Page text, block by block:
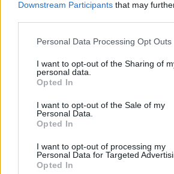
Downstream Participants that may
Please note that this website/app uses
not limited to your visit or usage
grant or deny consent to Google and its
use your data for below specified
consent section.
Personal Data Processing Opt Outs
I want to opt-out of the Sharing of
personal data.
Opted In
I want to opt-out of the Sale of my
Personal Data.
Opted In
I want to opt-out of processing my
Personal Data for Targeted
Opted In
Az IBL azután döntött az SLS 3D
mihelyst rájöttek, hogy
gyártóeljárásokkal eljutottak a
tervezési határokig. Mivel
alkatrészben gondolkoznak, a
drága, és több 3D nyomtatási
követően állapodtak meg a Fuse
használják a gépet. Elégedettek
időt és pénzt takarítanak meg.
A cég ma már el sem tudja